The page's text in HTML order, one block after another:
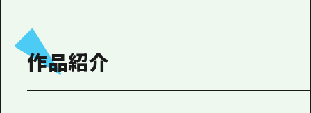
ガイドブック
広島県の魅力を動画でご紹介！
作品紹介